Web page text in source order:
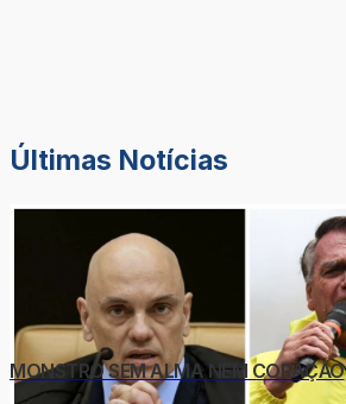
Últimas Notícias
MONSTRO SEM ALMA NEM CORAÇÃO